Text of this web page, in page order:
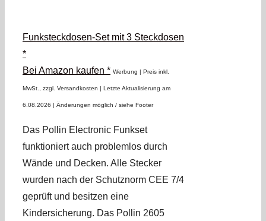
Funksteckdosen-Set mit 3 Steckdosen
*
Bei Amazon kaufen * Werbung | Preis inkl.
MwSt., zzgl. Versandkosten | Letzte Aktualisierung am
6.08.2026 | Änderungen möglich / siehe Footer
Das Pollin Electronic Funkset
funktioniert auch problemlos durch
Wände und Decken. Alle Stecker
wurden nach der Schutznorm CEE 7/4
geprüft und besitzen eine
Kindersicherung. Das Pollin 2605